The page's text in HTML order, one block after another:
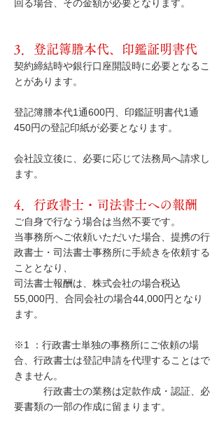
回る場合、その金額が必要となります。
3．登記簿謄本代、印鑑証明書代
契約締結時や銀行口座開設時に必要となるこ
とがあります。
登記簿謄本代1通600円、印鑑証明書代1通
450円の登記印紙が必要となります。
会社設立後に、必要に応じて法務局へ請求し
ます。
4．行政書士・司法書士への報酬
ご自身で行なう場合は当然不要です。
当事務所へご依頼いただいた場合、提携の行
政書士・司法書士事務所に手続きを依頼する
こととなり、
司法書士報酬は、株式会社の場合税込
55,000円、合同会社の場合44,000円となり
ます。
※1 ：行政書士単独の事務所にご依頼の場
合、行政書士は登記申請を代理することはで
きません。
行政書士の業務は定款作成・認証、必
要書類の一部の作成に留まります。